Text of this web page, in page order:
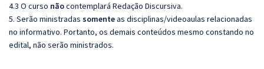
4.3 O curso nãocontemplará Redação Discursiva.
5. Serão ministradas somenteas disciplinas/videoaulas relacionadas
no informativo. Portanto, os demais conteúdos mesmo constando no
edital, não serão ministrados.